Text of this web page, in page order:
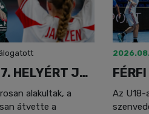
NŐI IFJÚSÁGI VB: A 7. HELYÉRT JÁTSZUNK
alakultak, a
átvette a
Az